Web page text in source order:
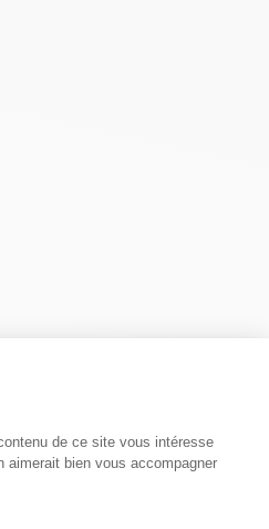
de ce site vous intéresse
aimerait bien vous accompagner